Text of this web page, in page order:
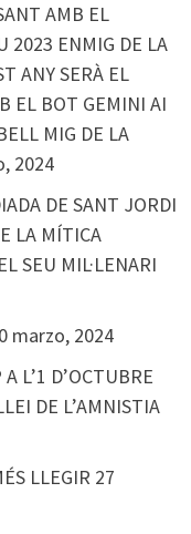
AMB EL
2023 ENMIG DE LA
ANY SERÀ EL
EL BOT GEMINI AI
MIG DE LA
2024
DE SANT JORDI
LA MÍTICA
SEU MIL·LENARI
marzo, 2024
L’1 D’OCTUBRE
DE L’AMNISTIA
LLEGIR 27